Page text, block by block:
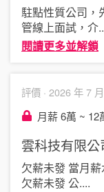
駐點性質公司，
管線上面試，介
閱讀更多並解鎖
評價 · 2026 年 7 月
月薪 6萬 ~ 12
雲科技有限
欠薪未發 當月
欠薪未發 公....